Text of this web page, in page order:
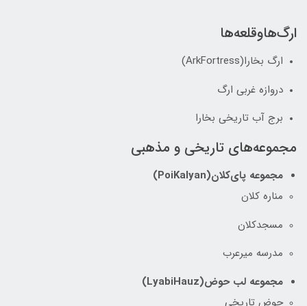
ارگ‌هاوقلعه‌ها
ارگ بخارا(ArkFortress)
دروازه غربی ارگ
برج آب تاریخی بخارا
مجموعه‌های تاریخی و مذهبی
مجموعه پای‌کلان(PoiKalyan)
مناره کلان
مسجدکلان
مدرسه میرعرب
مجموعه لب حوض(LyabiHauz)
حوض تاریخی